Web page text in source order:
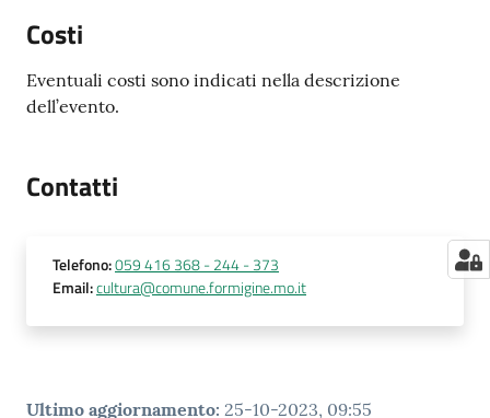
Costi
Eventuali costi sono indicati nella descrizione
dell’evento.
Contatti
Telefono:059 416 368 - 244 - 373
Email:cultura@comune.formigine.mo.it
Ultimo aggiornamento: 25-10-2023, 09:55